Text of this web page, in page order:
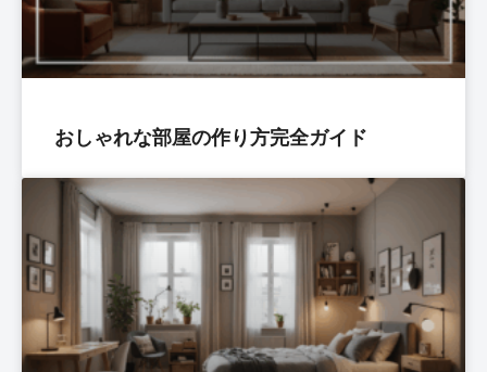
おしゃれな部屋の作り方完全ガイド